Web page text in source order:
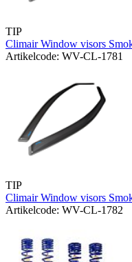
TIP
Climair Window visors
Artikelcode: WV-CL-1781
TIP
Climair Window visors
Artikelcode: WV-CL-1782